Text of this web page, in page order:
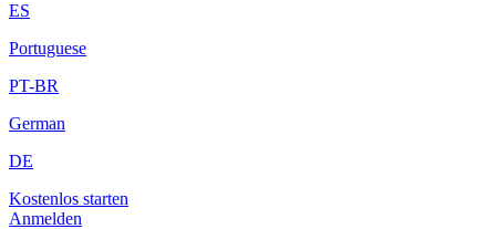
ES
Portuguese
PT-BR
German
DE
Kostenlos starten
Anmelden